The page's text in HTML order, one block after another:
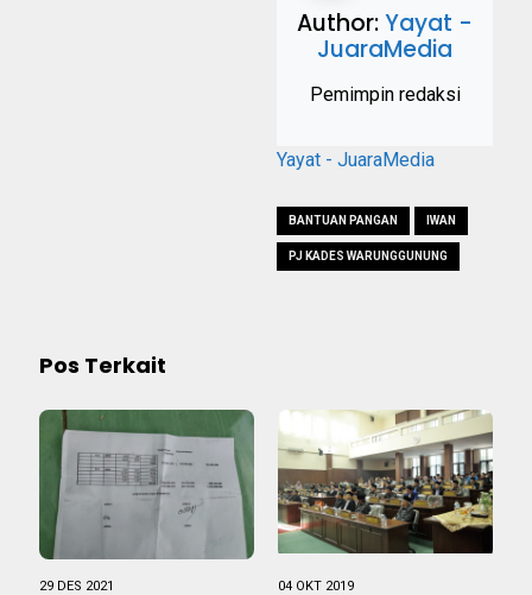
Author:Yayat -
JuaraMedia
Pemimpin redaksi
Yayat - JuaraMedia
BANTUAN PANGAN IWAN
PJ KADES WARUNGGUNUNG
Pos Terkait
29 DES 2021 04 OKT 2019